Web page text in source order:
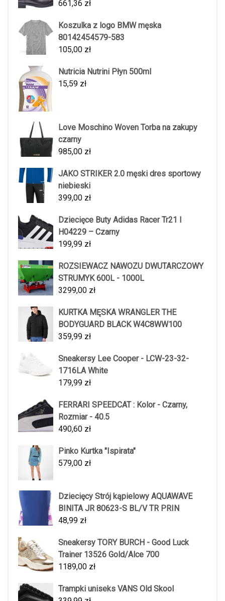
661,36 zł
Koszulka z logo BMW męska
80142454579-583
105,00 zł
Nutricia Nutrini Płyn 500ml
15,59 zł
Love Moschino Woven Torba na zakupy
czarny
985,00 zł
JAKO STRIKER 2.0 męski dres sportowy
niebieski
399,00 zł
Dziecięce Buty Adidas Racer Tr21 I
H04229 – Czarny
199,99 zł
ROZSIEWACZ NAWOZU DWUTARCZOWY
STRUMYK 600L - 1000L
3299,00 zł
KURTKA MĘSKA WRANGLER THE
BODYGUARD BLACK W4C8WW100
359,99 zł
Sneakersy Lee Cooper - LCW-23-32-
1716LA White
179,99 zł
FERRARI SPEEDCAT : Kolor - Czarny,
Rozmiar - 40.5
490,60 zł
Pinko Kurtka "Ispirata"
579,00 zł
Dziecięcy Strój kąpielowy AQUAWAVE
BINITA JR 80623-S BL/V TR PRIN
48,99 zł
Sneakersy TORY BURCH - Good Luck
Trainer 13526 Gold/Alce 700
1189,00 zł
Trampki uniseks VANS Old Skool